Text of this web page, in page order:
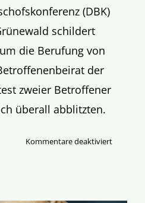
(DBK)
schildert
die Berufung von
der
zweier Betroffener
überall abblitzten.
Kommentare deaktiviertfür